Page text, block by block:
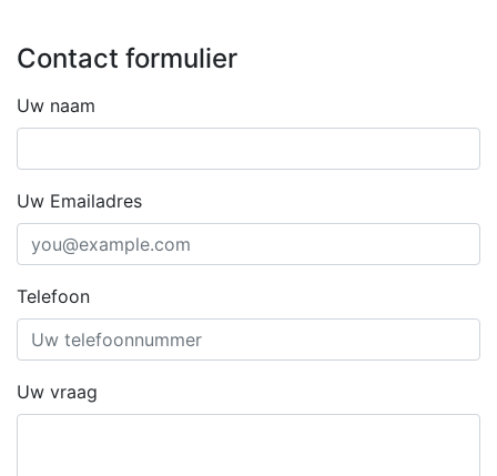
Contact formulier
Uw naam
Uw Emailadres
Telefoon
Uw vraag